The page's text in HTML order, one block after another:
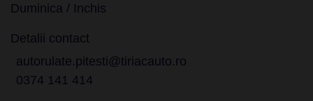
Duminica / Inchis
Detalii contact
autorulate.pitesti@tiriacauto.ro
0374 141 414